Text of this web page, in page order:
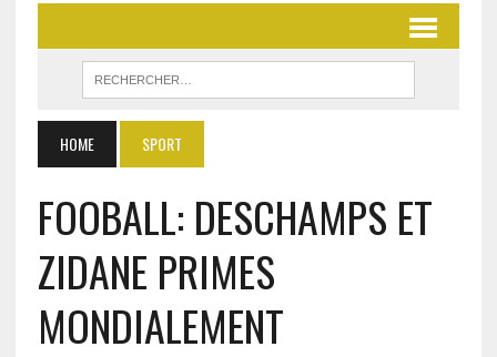
HOME SPORT
FOOBALL: DESCHAMPS ET
ZIDANE PRIMES
MONDIALEMENT